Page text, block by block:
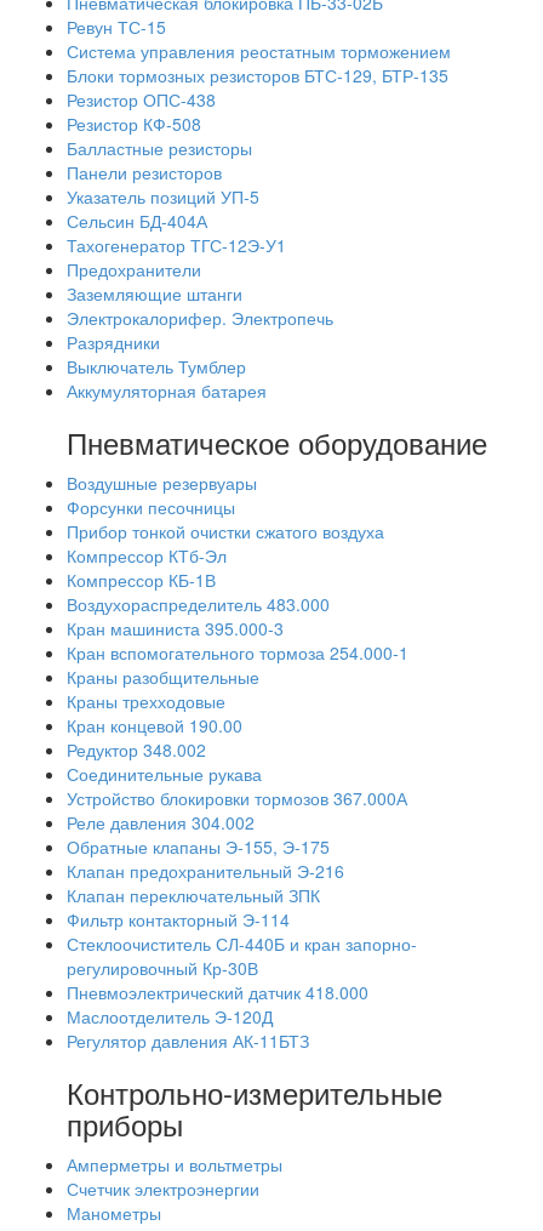
Ревун ТС-15
Система управления реостатным торможением
Блоки тормозных резисторов БТС-129, БТР-135
Резистор ОПС-438
Резистор КФ-508
Балластные резисторы
Панели резисторов
Указатель позиций УП-5
Сельсин БД-404А
Тахогенератор ТГС-12Э-У1
Предохранители
Заземляющие штанги
Электрокалорифер. Электропечь
Разрядники
Выключатель Тумблер
Аккумуляторная батарея
Пневматическое оборудование
Воздушные резервуары
Форсунки песочницы
Прибор тонкой очистки сжатого воздуха
Компрессор КТб-Эл
Компрессор КБ-1В
Воздухораспределитель 483.000
Кран машиниста 395.000-3
Кран вспомогательного тормоза 254.000-1
Краны разобщительные
Краны трехходовые
Кран концевой 190.00
Редуктор 348.002
Соединительные рукава
Устройство блокировки тормозов 367.000А
Реле давления 304.002
Обратные клапаны Э-155, Э-175
Клапан предохранительный Э-216
Клапан переключательный ЗПК
Фильтр контакторный Э-114
Стеклоочиститель СЛ-440Б и кран запорно-
регулировочный Кр-30В
Пневмоэлектрический датчик 418.000
Маслоотделитель Э-120Д
Регулятор давления АК-11БТЗ
Контрольно-измерительные
приборы
Амперметры и вольтметры
Счетчик электроэнергии
Манометры